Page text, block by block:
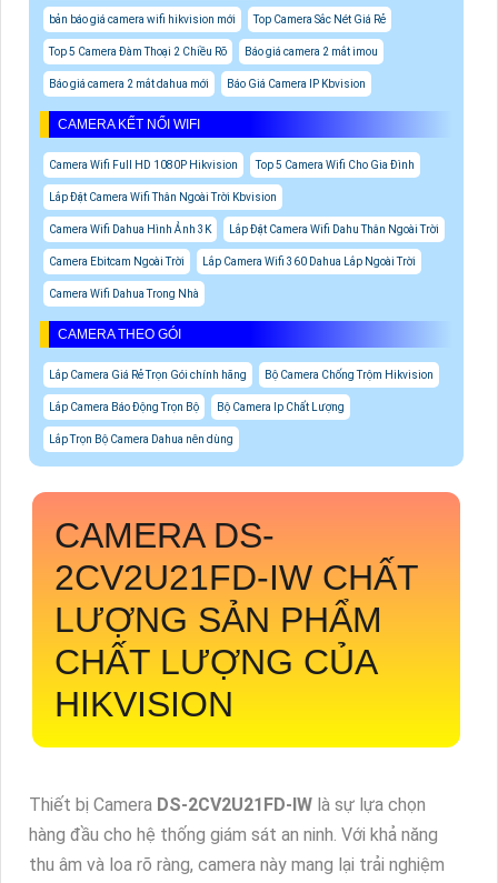
bản báo giá camera wifi hikvision mới Top Camera Sắc Nét Giá Rẻ
Top 5 Camera Đàm Thoại 2 Chiều Rõ Báo giá camera 2 mắt imou
Báo giá camera 2 mắt dahua mới Báo Giá Camera IP Kbvision
CAMERA KẾT NỐI WIFI
Camera Wifi Full HD 1080P Hikvision Top 5 Camera Wifi Cho Gia Đình
Lắp Đặt Camera Wifi Thân Ngoài Trời Kbvision
Camera Wifi Dahua Hình Ảnh 3K Lắp Đặt Camera Wifi Dahu Thân Ngoài Trời
Camera Ebitcam Ngoài Trời Lắp Camera Wifi 360 Dahua Lắp Ngoài Trời
Camera Wifi Dahua Trong Nhà
CAMERA THEO GÓI
Lắp Camera Giá Rẻ Trọn Gói chính hãng Bộ Camera Chống Trộm Hikvision
Lắp Camera Báo Động Trọn Bộ Bộ Camera Ip Chất Lượng
Lắp Trọn Bộ Camera Dahua nên dùng
CAMERA DS-
2CV2U21FD-IW CHẤT
LƯỢNG SẢN PHẨM
CHẤT LƯỢNG CỦA
HIKVISION
Thiết bị Camera DS-2CV2U21FD-IW là sự lựa chọn
hàng đầu cho hệ thống giám sát an ninh. Với khả năng
thu âm và loa rõ ràng, camera này mang lại trải nghiệm